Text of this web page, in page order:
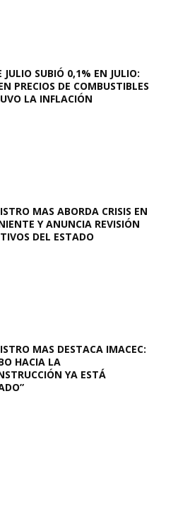
JULIO SUBIÓ 0,1% EN JULIO:
PRECIOS DE COMBUSTIBLES
LA INFLACIÓN
MAS ABORDA CRISIS EN
Y ANUNCIA REVISIÓN
DEL ESTADO
MAS DESTACA IMACEC:
HACIA LA
YA ESTÁ